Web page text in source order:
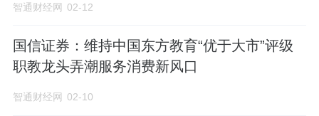
长6.79%。
投行业务主动服务国家战略。债权融资业务方
面，2025年，一创投行完成债权融资项目148
单，总承销金额首次突破400亿元，企业债及
智通财经网 02-12
国信证券：维持中国东方教育“优于大市”评级
职教龙头弄潮服务消费新风口
智通财经网 02-10